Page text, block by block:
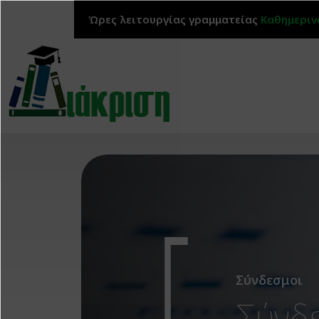
Ώρες λειτουργίας γραμματείας
Σύνδεσμοι